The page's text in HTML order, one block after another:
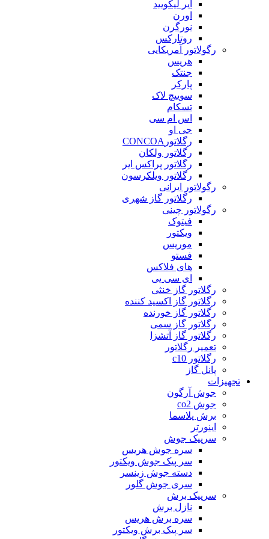
ایر لیکویید
اورن
نورگرن
روتارکس
رگولاتور آمریکایی
هریس
جنتک
پارکر
سوییچ لاک
تسکام
اس ام سی
جی او
رگلاتورCONCOA
رگلاتور ولکان
رگلاتور پراکس ایر
رگلاتور ویلکرسون
رگولاتور ایرانی
رگلاتور گاز شهری
رگولاتور چینی
فیتوک
ویکتور
موریس
فستو
های فلاکس
ای سی یی
رگلاتور گاز خنثی
رگلاتور گاز اکسید کننده
رگلاتور گاز خورنده
رگلاتور گاز سمی
رگلاتور گاز آتشزا
تعمیر رگلاتور
رگلاتور c10
پانل گاز
تجهیزات
جوش آرگون
جوش co2
برش پلاسما
اینورتر
سرپیک جوش
سره جوش هریس
سر پیک جوش ویکتور
دسته جوش زینسر
سری جوش گلور
سرپیک برش
نازل برش
سره برش هریس
سر پیک برش ویکتور